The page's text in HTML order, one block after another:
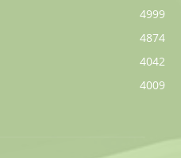
4999
4874
4042
4009